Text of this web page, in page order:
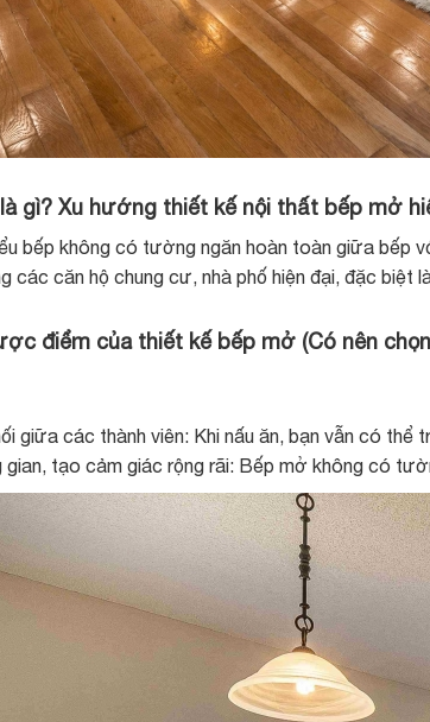
gì? Xu hướng thiết kế nội thất bếp mở
bếp không có tường ngăn hoàn toàn giữa bếp
các căn hộ chung cư, nhà phố hiện đại, đặc biệt
điểm của thiết kế bếp mở (Có nên
giữa các thành viên: Khi nấu ăn, bạn vẫn có thể
gian, tạo cảm giác rộng rãi: Bếp mở không có